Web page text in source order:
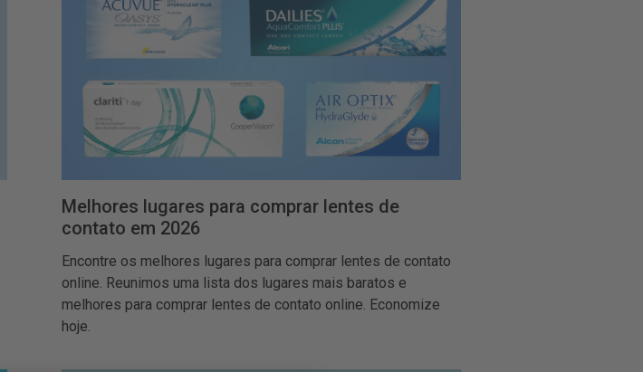
Melhores lugares para comprar lentes de
contato em 2026
Encontre os melhores lugares para comprar lentes de contato
online. Reunimos uma lista dos lugares mais baratos e
melhores para comprar lentes de contato online. Economize
hoje.